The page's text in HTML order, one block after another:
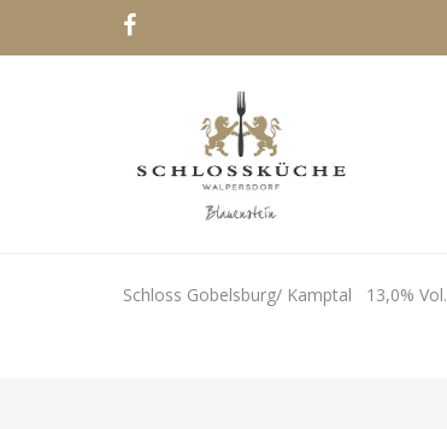
Schloss Gobelsburg/ Kamptal 13,0% Vol.